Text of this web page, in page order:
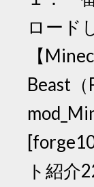
ロード
【
Beast
ト紹介